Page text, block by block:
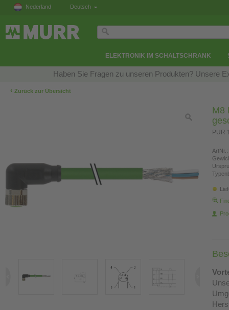
Nederland Deutsch
ELEKTRONIK IM SCHALTSCHRANK
Haben Sie Fragen zu unseren Produkten? Unsere
‹ Zurück zur Übersicht
M8
PUR
ArtNr.: